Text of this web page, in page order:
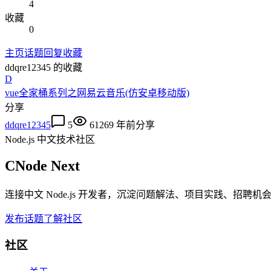
4
收藏
0
主页话题回复收藏
ddqre12345 的收藏
D
vue全家桶系列之网易云音乐(仿安卓移动版)
分享
ddqre12345
5 61269 年前分享
Node.js 中文技术社区
CNode Next
连接中文 Node.js 开发者，沉淀问题解法、项目实践、招聘机会
发布话题了解社区
社区